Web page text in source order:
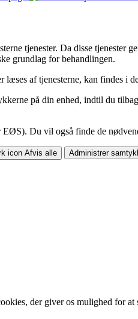
tjenester. Da disse
grundlag for behandlingen.
af tjenesterne, kan findes
på din enhed, indtil du
Du vil også finde de
Afvis alle
Administrer
der giver os mulighed for